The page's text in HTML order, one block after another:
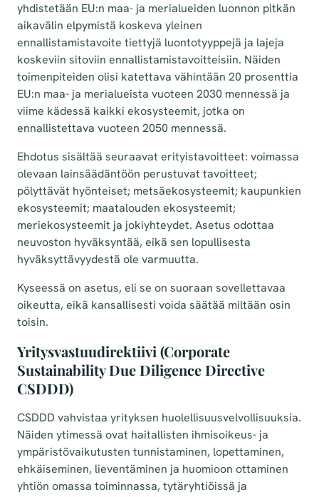
yhdistetään EU:n maa- ja merialueiden luonnon pitkän
aikavälin elpymistä koskeva yleinen
ennallistamistavoite tiettyjä luontotyyppejä ja lajeja
koskeviin sitoviin ennallistamistavoitteisiin. Näiden
toimenpiteiden olisi katettava vähintään 20 prosenttia
EU:n maa- ja merialueista vuoteen 2030 mennessä ja
viime kädessä kaikki ekosysteemit, jotka on
ennallistettava vuoteen 2050 mennessä.
Ehdotus sisältää seuraavat erityistavoitteet: voimassa
olevaan lainsäädäntöön perustuvat tavoitteet;
pölyttävät hyönteiset; metsäekosysteemit; kaupunkien
ekosysteemit; maatalouden ekosysteemit;
meriekosysteemit ja jokiyhteydet. Asetus odottaa
neuvoston hyväksyntää, eikä sen lopullisesta
hyväksyttävyydestä ole varmuutta.
Kyseessä on asetus, eli se on suoraan sovellettavaa
oikeutta, eikä kansallisesti voida säätää miltään osin
toisin.
Yritysvastuudirektiivi (Corporate
Sustainability Due Diligence Directive
CSDDD)
CSDDD vahvistaa yrityksen huolellisuusvelvollisuuksia.
Näiden ytimessä ovat haitallisten ihmisoikeus- ja
ympäristövaikutusten tunnistaminen, lopettaminen,
ehkäiseminen, lieventäminen ja huomioon ottaminen
yhtiön omassa toiminnassa, tytäryhtiöissä ja